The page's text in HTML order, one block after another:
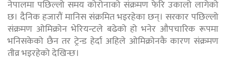
नेपालमा पछिल्लो समय कोरोनाको संक्रमण फेरि उकालो लागेको
छ। दैनिक हजारौं मानिस संक्रमित भइरहेका छन्। सरकार पछिल्लो
संक्रमण ओमिक्रोन भेरियन्टले बढेको हो भनेर औपचारिक रूपमा
भनिसकेको छैन तर ट्रेन्ड हेर्दा अहिले ओमिक्रोनकै कारण संक्रमण
तीव्र भइरहेको देखिन्छ।